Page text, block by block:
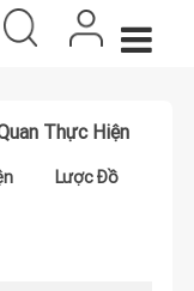
Thực Hiện
Lược Đồ